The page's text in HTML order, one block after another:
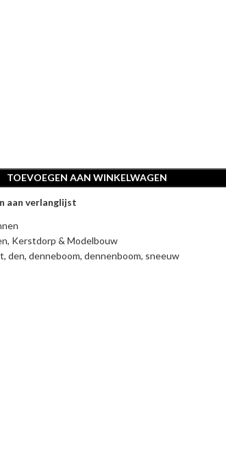
TOEVOEGEN AAN WINKELWAGEN
aan verlanglijst
, Kerstdorp & Modelbouw
, den, denneboom, dennenboom, sneeuw